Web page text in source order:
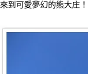
來到可愛夢幻的熊大庄！